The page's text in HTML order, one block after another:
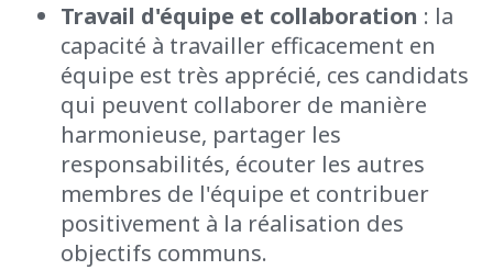
Travail d'équipe et collaboration : la
capacité à travailler efficacement en
équipe est très apprécié, ces candidats
qui peuvent collaborer de manière
harmonieuse, partager les
responsabilités, écouter les autres
membres de l'équipe et contribuer
positivement à la réalisation des
objectifs communs.